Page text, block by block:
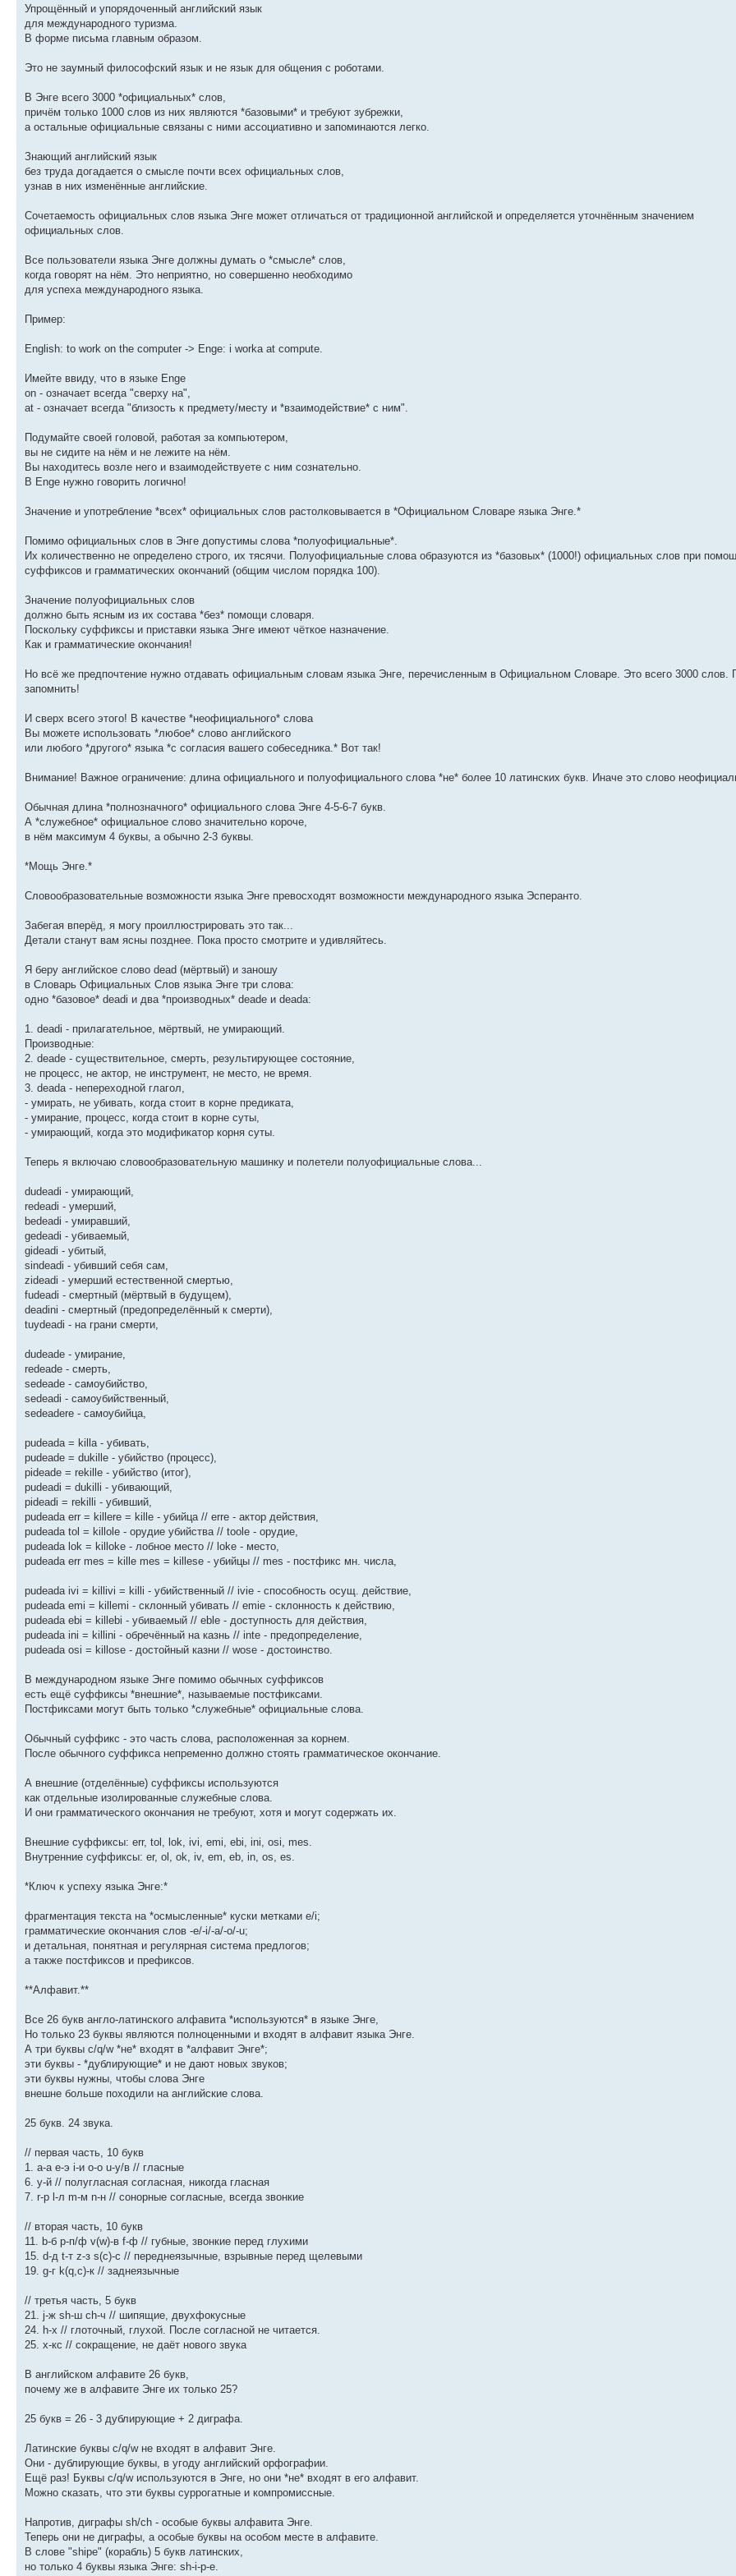
Упрощённый и упорядоченный английский язык
для международного туризма.
В форме письма главным образом.
Это не заумный философский язык и не язык для общения с роботами.
В Энге всего 3000 *официальных* слов,
причём только 1000 слов из них являются *базовыми* и требуют зубрежки,
а остальные официальные связаны с ними ассоциативно и запоминаются легко.
Знающий английский язык
без труда догадается о смысле почти всех официальных слов,
узнав в них изменённые английские.
Сочетаемость официальных слов языка Энге может отличаться от традиционной английской и определяется уточнённым значением
официальных слов.
Все пользователи языка Энге должны думать о *смысле* слов,
когда говорят на нём. Это неприятно, но совершенно необходимо
для успеха международного языка.
Пример:
English: to work on the computer -> Enge: i worka at compute.
Имейте ввиду, что в языке Enge
on - означает всегда "сверху на",
at - означает всегда "близость к предмету/месту и *взаимодействие* с ним".
Подумайте своей головой, работая за компьютером,
вы не сидите на нём и не лежите на нём.
Вы находитесь возле него и взаимодействуете с ним сознательно.
В Enge нужно говорить логично!
Значение и употребление *всех* официальных слов растолковывается в *Официальном Словаре языка Энге.*
Помимо официальных слов в Энге допустимы слова *полуофициальные*.
Их количественно не определено строго, их тясячи. Полуофициальные слова образуются из *базовых* (1000!) официальных слов при
суффиксов и грамматических окончаний (общим числом порядка 100).
Значение полуофициальных слов
должно быть ясным из их состава *без* помощи словаря.
Поскольку суффиксы и приставки языка Энге имеют чёткое назначение.
Как и грамматические окончания!
Но всё же предпочтение нужно отдавать официальным словам языка Энге, перечисленным в Официальном Словаре. Это всего 3000 слов.
запомнить!
И сверх всего этого! В качестве *неофициального* слова
Вы можете использовать *любое* слово английского
или любого *другого* языка *с согласия вашего собеседника.* Вот так!
Внимание! Важное ограничение: длина официального и полуофициального слова *не* более 10 латинских букв. Иначе это слово
Обычная длина *полнозначного* официального слова Энге 4-5-6-7 букв.
А *служебное* официальное слово значительно короче,
в нём максимум 4 буквы, а обычно 2-3 буквы.
*Мощь Энге.*
Словообразовательные возможности языка Энге превосходят возможности международного языка Эсперанто.
Забегая вперёд, я могу проиллюстрировать это так...
Детали станут вам ясны позднее. Пока просто смотрите и удивляйтесь.
Я беру английское слово dead (мёртвый) и заношу
в Словарь Официальных Слов языка Энге три слова:
одно *базовое* deadi и два *производных* deade и deada:
1. deadi - прилагательное, мёртвый, не умирающий.
Производные:
2. deade - существительное, смерть, результирующее состояние,
не процесс, не актор, не инструмент, не место, не время.
3. deada - непереходной глагол,
- умирать, не убивать, когда стоит в корне предиката,
- умирание, процесс, когда стоит в корне суты,
- умирающий, когда это модификатор корня суты.
Теперь я включаю словообразовательную машинку и полетели полуофициальные слова...
dudeadi - умирающий,
redeadi - умерший,
bedeadi - умиравший,
gedeadi - убиваемый,
gideadi - убитый,
sindeadi - убивший себя сам,
zideadi - умерший естественной смертью,
fudeadi - смертный (мёртвый в будущем),
deadini - смертный (предопределённый к смерти),
tuydeadi - на грани смерти,
dudeade - умирание,
redeade - смерть,
sedeade - самоубийство,
sedeadi - самоубийственный,
sedeadere - самоубийца,
pudeada = killa - убивать,
pudeade = dukille - убийство (процесс),
pideade = rekille - убийство (итог),
pudeadi = dukilli - убивающий,
pideadi = rekilli - убивший,
pudeada err = killere = kille - убийца // erre - актор действия,
pudeada tol = killole - орудие убийства // toole - орудие,
pudeada lok = killoke - лобное место // loke - место,
pudeada err mes = kille mes = killese - убийцы // mes - постфикс мн. числа,
pudeada ivi = killivi = killi - убийственный // ivie - способность осущ. действие,
pudeada emi = killemi - склонный убивать // emie - склонность к действию,
pudeada ebi = killebi - убиваемый // eblе - доступность для действия,
pudeada ini = killini - обречённый на казнь // inte - предопределение,
pudeada osi = killose - достойный казни // wose - достоинство.
В международном языке Энге помимо обычных суффиксов
есть ещё суффиксы *внешние*, называемые постфиксами.
Постфиксами могут быть только *служебные* официальные слова.
Обычный суффикс - это часть слова, расположенная за корнем.
После обычного суффикса непременно должно стоять грамматическое окончание.
А внешние (отделённые) суффиксы используются
как отдельные изолированные служебные слова.
И они грамматического окончания не требуют, хотя и могут содержать их.
Внешние суффиксы: err, tol, lok, ivi, emi, ebi, ini, osi, mes.
Внутренние суффиксы: er, ol, ok, iv, em, eb, in, os, es.
*Ключ к успеху языка Энге:*
фрагментация текста на *осмысленные* куски метками e/i;
грамматические окончания слов -e/-i/-a/-o/-u;
и детальная, понятная и регулярная система предлогов;
а также постфиксов и префиксов.
**Алфавит.**
Все 26 букв англо-латинского алфавита *используются* в языке Энге,
Но только 23 буквы являются полноценными и входят в алфавит языка Энге.
А три буквы c/q/w *не* входят в *алфавит Энге*;
эти буквы - *дублирующие* и не дают новых звуков;
эти буквы нужны, чтобы слова Энге
внешне больше походили на английские слова.
25 букв. 24 звука.
// первая часть, 10 букв
1. a-а e-э i-и o-о u-у/в // гласные
6. y-й // полугласная согласная, никогда гласная
7. r-р l-л m-м n-н // сонорные согласные, всегда звонкие
// вторая часть, 10 букв
11. b-б p-п/ф v(w)-в f-ф // губные, звонкие перед глухими
15. d-д t-т z-з s(c)-с // переднеязычные, взрывные перед щелевыми
19. g-г k(q,c)-к // заднеязычные
// третья часть, 5 букв
21. j-ж sh-ш ch-ч // шипящие, двухфокусные
24. h-х // глоточный, глухой. После согласной не читается.
25. x-кс // сокращение, не даёт нового звука
В английском алфавите 26 букв,
почему же в алфавите Энге их только 25?
25 букв = 26 - 3 дублирующие + 2 диграфа.
Латинские буквы c/q/w не входят в алфавит Энге.
Они - дублирующие буквы, в угоду английский орфографии.
Ещё раз! Буквы c/q/w используются в Энге, но они *не* входят в его алфавит.
Можно сказать, что эти буквы суррогатные и компромиссные.
Напротив, диграфы sh/ch - особые буквы алфавита Энге.
Теперь они не диграфы, а особые буквы на особом месте в алфавите.
В слове "shipe" (корабль) 5 букв латинских,
но только 4 буквы языка Энге: sh-i-p-e.